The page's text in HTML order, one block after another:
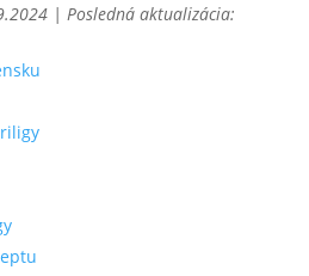
| Posledná aktualizácia: